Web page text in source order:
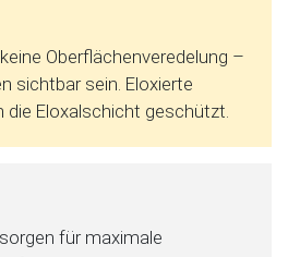
Oberflächenveredelung –
sichtbar sein. Eloxierte
die Eloxalschicht geschützt.
für maximale